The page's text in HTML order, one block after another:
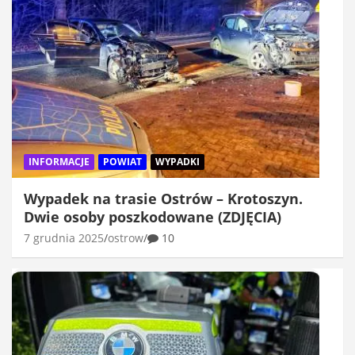
INFORMACJE POWIAT WYPADKI
Wypadek na trasie Ostrów – Krotoszyn.
Dwie osoby poszkodowane (ZDJĘCIA)
7 grudnia 2025 ostrow 10